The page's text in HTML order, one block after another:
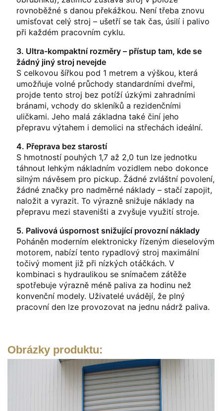
rovnoběžné s danou překážkou. Není třeba znovu
umisťovat celý stroj – ušetří se tak čas, úsilí i palivo
při každém pracovním cyklu.
3. Ultra-kompaktní rozměry – přístup tam, kde se
žádný jiný stroj nevejde
S celkovou šířkou pod 1 metrem a výškou, která
umožňuje volné průchody standardními dveřmi,
projde tento stroj bez potíží úzkými zahradními
bránami, vchody do skleníků a rezidenčními
uličkami. Jeho malá základna také činí jeho
přepravu výtahem i demolici na střechách ideální.
4. Přeprava bez starostí
S hmotností pouhých 1,7 až 2,0 tun lze jednotku
táhnout lehkým nákladním vozidlem nebo dokonce
silným návěsem pro pickup. Žádné zvláštní povolení,
žádné značky pro nadměrné náklady – stačí zapojit,
naložit a vyrazit. To výrazně snižuje náklady na
přepravu mezi staveništi a zvyšuje využití stroje.
5. Palivová úspornost snižující provozní náklady
Poháněn moderním elektronicky řízeným dieselovým
motorem, nabízí tento rypadlový stroj maximální
točivý moment již při nízkých otáčkách. V
kombinaci s hydraulikou se snímačem zátěže
spotřebuje výrazně méně paliva za hodinu než
konvenční modely. Uživatelé uvádějí, že plný
pracovní den lze provozovat na jednu nádrž paliva.
Obrázky produktu: